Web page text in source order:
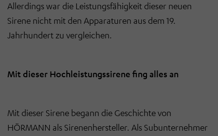
Allerdings war die Leistungsfähigkeit dieser neuen
Sirene nicht mit den Apparaturen aus dem 19.
Jahrhundert zu vergleichen.
Mit dieser Hochleistungssirene fing alles an
Mit dieser Sirene begann die Geschichte von
HÖRMANN als Sirenenhersteller. Als Subunternehmer